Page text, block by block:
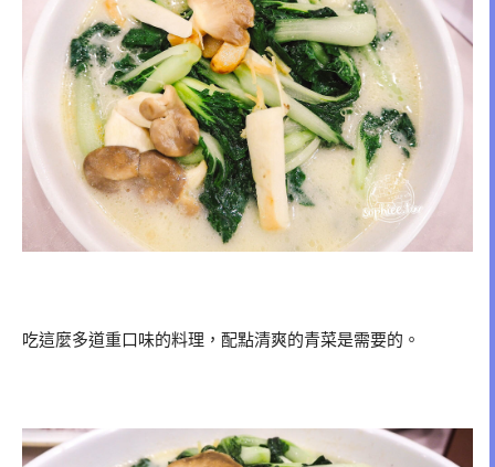
吃這麼多道重口味的料理，配點清爽的青菜是需要的。